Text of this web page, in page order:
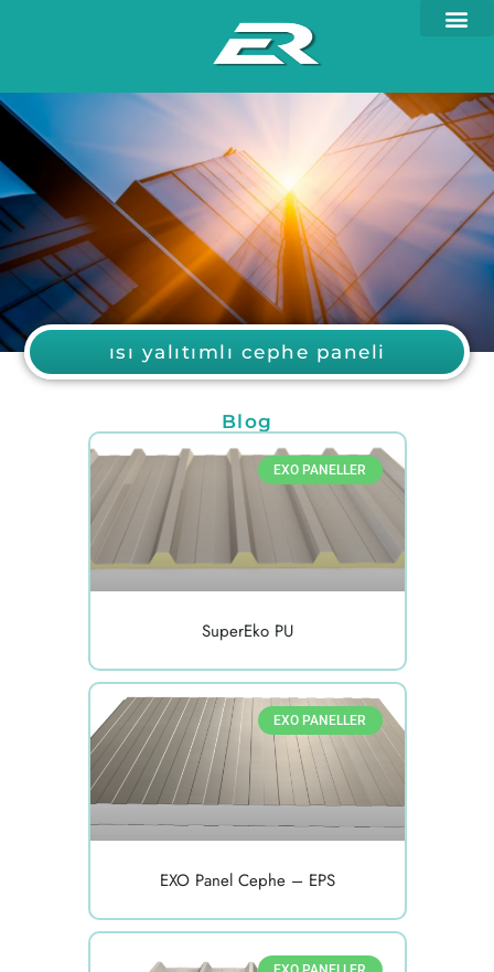
ısı yalıtımlı cephe paneli
Blog
EXO PANELLER
SuperEko PU
EXO PANELLER
EXO Panel Cephe – EPS